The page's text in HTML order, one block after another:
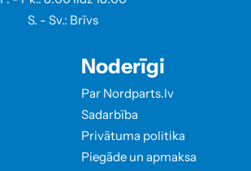
S. - Sv.: Brīvs
Noderīgi
Par Nordparts.lv
Sadarbība
Privātuma politika
Piegāde un apmaksa